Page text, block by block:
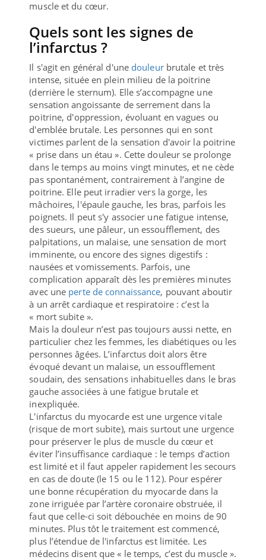
muscle et du cœur.
Quels sont les signes de
l’infarctus ?
Il s'agit en général d'une douleurbrutale et très
intense, située en plein milieu de la poitrine
(derrière le sternum). Elle s’accompagne une
sensation angoissante de serrement dans la
poitrine, d'oppression, évoluant en vagues ou
d'emblée brutale. Les personnes qui en sont
victimes parlent de la sensation d'avoir la poitrine
« prise dans un étau ». Cette douleur se prolonge
dans le temps au moins vingt minutes, et ne cède
pas spontanément, contrairement à l’angine de
poitrine. Elle peut irradier vers la gorge, les
mâchoires, l'épaule gauche, les bras, parfois les
poignets. Il peut s'y associer une fatigue intense,
des sueurs, une pâleur, un essoufflement, des
palpitations, un malaise, une sensation de mort
imminente, ou encore des signes digestifs :
nausées et vomissements. Parfois, une
complication apparaît dès les premières minutes
avec une perte de connaissance, pouvant aboutir
à un arrêt cardiaque et respiratoire : c’est la
« mort subite ».
Mais la douleur n’est pas toujours aussi nette, en
particulier chez les femmes, les diabétiques ou les
personnes âgées. L’infarctus doit alors être
évoqué devant un malaise, un essoufflement
soudain, des sensations inhabituelles dans le bras
gauche associées à une fatigue brutale et
inexpliquée.
L'infarctus du myocarde est une urgence vitale
(risque de mort subite), mais surtout une urgence
pour préserver le plus de muscle du cœur et
éviter l’insuffisance cardiaque : le temps d’action
est limité et il faut appeler rapidement les secours
en cas de doute (le 15 ou le 112). Pour espérer
une bonne récupération du myocarde dans la
zone irriguée par l’artère coronaire obstruée, il
faut que celle-ci soit débouchée en moins de 90
minutes. Plus tôt le traitement est commencé,
plus l’étendue de l'infarctus est limitée. Les
médecins disent que « le temps, c’est du muscle ».